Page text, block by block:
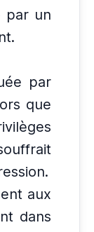
par un
par
que
aux
dans